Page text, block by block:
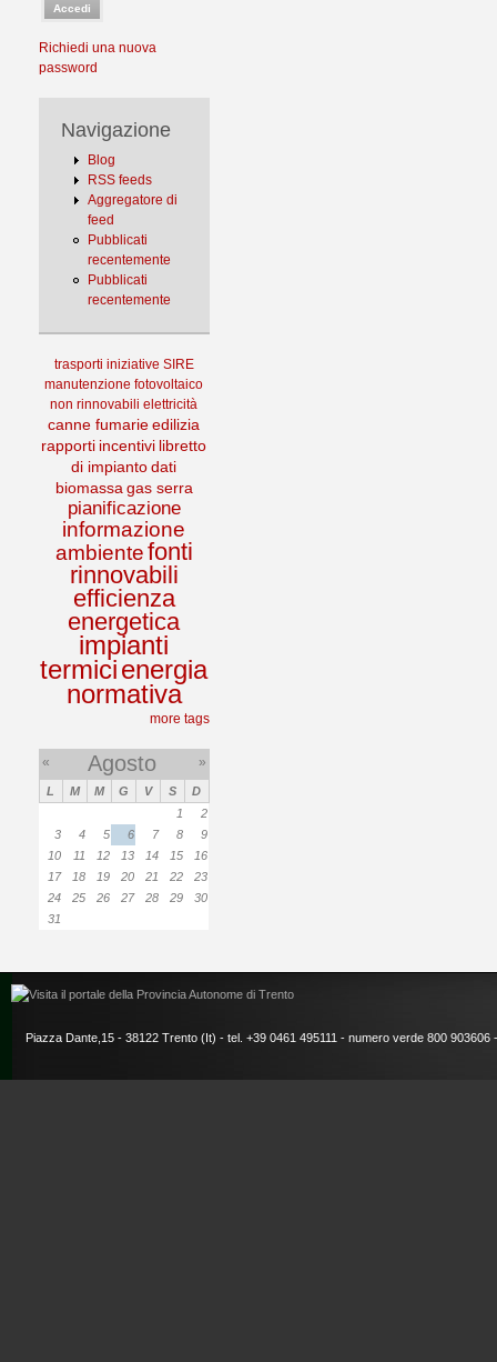
Richiedi una nuova
password
Navigazione
Blog
RSS feeds
Aggregatore di
feed
Pubblicati
recentemente
Pubblicati
recentemente
trasporti iniziative SIRE
manutenzione fotovoltaico
non rinnovabili elettricità
canne fumarie edilizia
rapporti incentivi libretto
di impianto dati
biomassa gas serra
pianificazione
informazione
ambientefonti
rinnovabili
efficienza
energetica
impianti
termicienergia
normativa
more tags
« Agosto »
L M M G V S
D
1
2
3
4 5 6 7 8
9
10
11 12 13 14 15
16
17
18 19 20 21 22
23
24
25 26 27 28 29
30
31
Piazza Dante,15 - 38122 Trento (It) - tel. +39 0461 495111 - numero verde 800 903606